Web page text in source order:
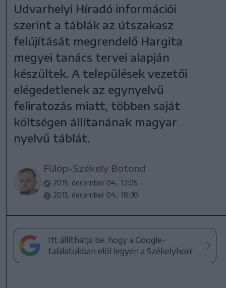
Udvarhelyi Híradó információi
szerint a táblák az útszakasz
felújítását megrendelő Hargita
megyei tanács tervei alapján
készültek. A települések vezetői
elégedetlenek az egynyelvű
feliratozás miatt, többen saját
költségen állítanának magyar
nyelvű táblát.
Fülöp-Székely Botond
2015. december 04., 12:05
2015. december 04., 18:30
Itt állíthatja be, hogy a Google-
találatokban elöl legyen a Székelyhon!